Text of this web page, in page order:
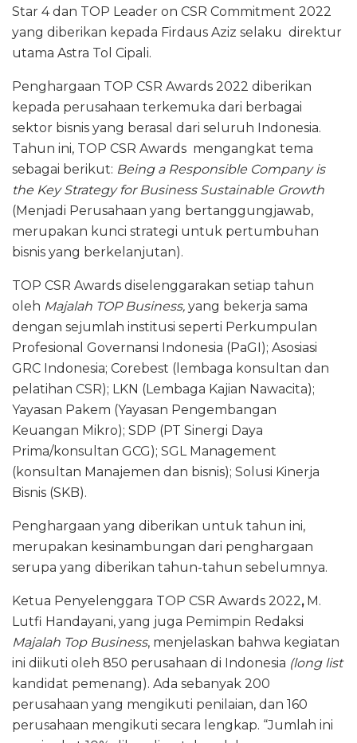
Star 4 dan TOP Leader on CSR Commitment 2022
yang diberikan kepada Firdaus Aziz selaku direktur
utama Astra Tol Cipali.
Penghargaan TOP CSR Awards 2022 diberikan
kepada perusahaan terkemuka dari berbagai
sektor bisnis yang berasal dari seluruh Indonesia.
Tahun ini, TOP CSR Awards mengangkat tema
sebagai berikut: Being a Responsible Company is
the Key Strategy for Business Sustainable Growth
(Menjadi Perusahaan yang bertanggungjawab,
merupakan kunci strategi untuk pertumbuhan
bisnis yang berkelanjutan).
TOP CSR Awards diselenggarakan setiap tahun
oleh Majalah TOP Business, yang bekerja sama
dengan sejumlah institusi seperti Perkumpulan
Profesional Governansi Indonesia (PaGI); Asosiasi
GRC Indonesia; Corebest (lembaga konsultan dan
pelatihan CSR); LKN (Lembaga Kajian Nawacita);
Yayasan Pakem (Yayasan Pengembangan
Keuangan Mikro); SDP (PT Sinergi Daya
Prima/konsultan GCG); SGL Management
(konsultan Manajemen dan bisnis); Solusi Kinerja
Bisnis (SKB).
Penghargaan yang diberikan untuk tahun ini,
merupakan kesinambungan dari penghargaan
serupa yang diberikan tahun-tahun sebelumnya.
Ketua Penyelenggara TOP CSR Awards 2022, M.
Lutfi Handayani, yang juga Pemimpin Redaksi
Majalah Top Business, menjelaskan bahwa kegiatan
ini diikuti oleh 850 perusahaan di Indonesia (long list
kandidat pemenang). Ada sebanyak 200
perusahaan yang mengikuti penilaian, dan 160
perusahaan mengikuti secara lengkap. “Jumlah ini